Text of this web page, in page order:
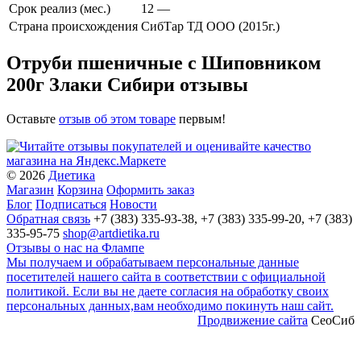
Срок реализ (мес.)
12 —
Страна происхождения СибТар ТД ООО (2015г.)
Отруби пшеничные с Шиповником
200г Злаки Сибири отзывы
Оставьте отзыв об этом товаре первым!
© 2026 Диетика
Магазин Корзина Оформить заказ
Блог Подписаться Новости
Обратная связь +7 (383) 335-93-38, +7 (383) 335-99-20, +7 (383)
335-95-75 shop@artdietika.ru
Отзывы о нас на Флампе
Мы получаем и обрабатываем персональные данные
посетителей нашего сайта в соответствии с официальной
политикой. Если вы не даете согласия на обработку своих
персональных данных,вам необходимо покинуть наш сайт.
Продвижение сайта СеоСиб